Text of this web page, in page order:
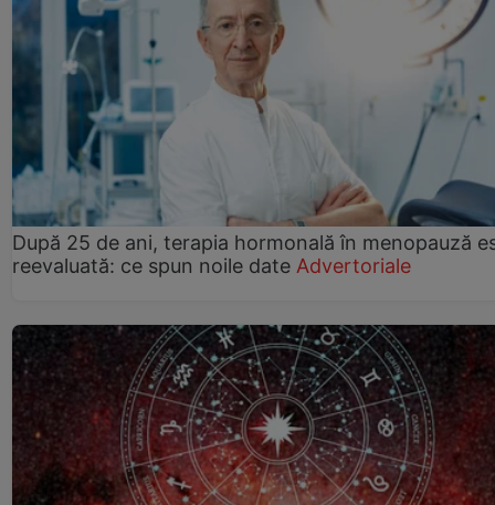
După 25 de ani, terapia hormonală în menopauză
reevaluată: ce spun noile date Advertoriale